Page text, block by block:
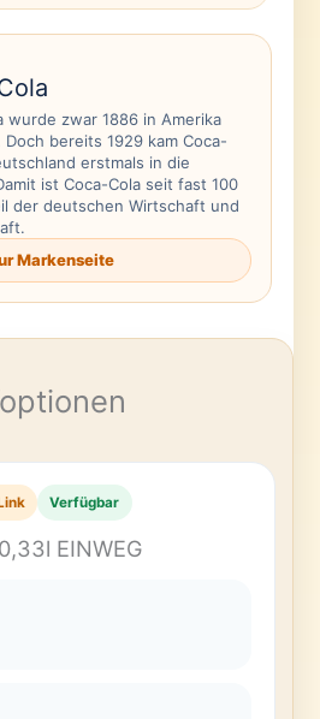
wurde zwar 1886 in Amerika
bereits 1929 kam Coca-
erstmals in die
ist Coca-Cola seit fast 100
der deutschen Wirtschaft und
Markenseite
Verfügbar
EINWEG